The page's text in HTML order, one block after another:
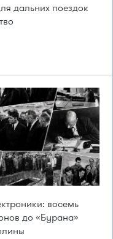
дальних поездок
восемь
до «Бурана»